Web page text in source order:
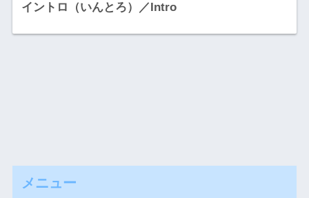
イントロ（いんとろ）／Intro
メニュー